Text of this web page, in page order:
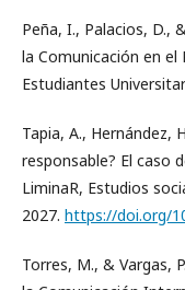
Peña, I., Palacios, D.,
la Comunicación en
Estudiantes
Tapia, A., Hernández,
responsable? El caso
LiminaR, Estudios
2027. https://doi.org/
Torres, M., & Vargas,